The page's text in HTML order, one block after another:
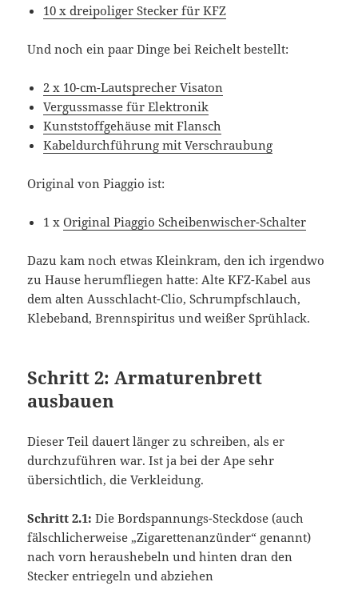
10 x dreipoliger Stecker für KFZ
Und noch ein paar Dinge bei Reichelt bestellt:
2 x 10-cm-Lautsprecher Visaton
Vergussmasse für Elektronik
Kunststoffgehäuse mit Flansch
Kabeldurchführung mit Verschraubung
Original von Piaggio ist:
1 xOriginal Piaggio Scheibenwischer-Schalter
Dazu kam noch etwas Kleinkram, den ich irgendwo
zu Hause herumfliegen hatte: Alte KFZ-Kabel aus
dem alten Ausschlacht-Clio, Schrumpfschlauch,
Klebeband, Brennspiritus und weißer Sprühlack.
Schritt 2: Armaturenbrett
ausbauen
Dieser Teil dauert länger zu schreiben, als er
durchzuführen war. Ist ja bei der Ape sehr
übersichtlich, die Verkleidung.
Schritt 2.1: Die Bordspannungs-Steckdose (auch
fälschlicherweise „Zigarettenanzünder“ genannt)
nach vorn heraushebeln und hinten dran den
Stecker entriegeln und abziehen